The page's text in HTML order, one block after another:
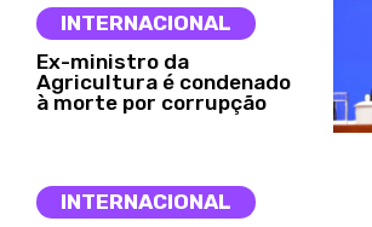
INTERNACIONAL
Ex-ministro da
Agricultura é condenado
à morte por corrupção
INTERNACIONAL